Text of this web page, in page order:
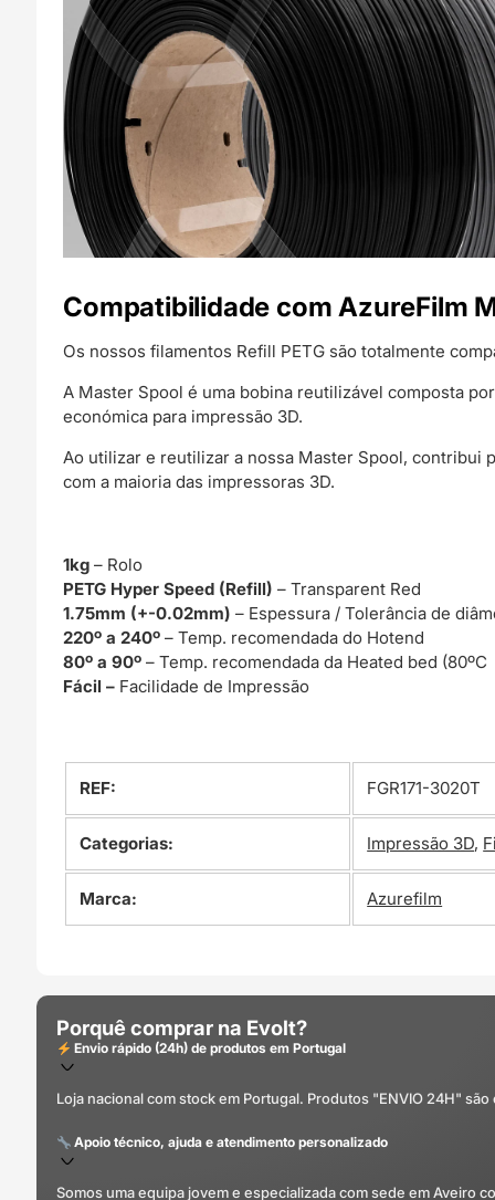
Compatibilidade com AzureFilm
Os nossos filamentos Refill PETG são totalmente
A Master Spool é uma bobina reutilizável composta
económica para impressão 3D.
Ao utilizar e reutilizar a nossa Master Spool, contribui
com a maioria das impressoras 3D.
1kg – Rolo
PETG Hyper Speed (Refill)– Transparent Red
1.75mm (+-0.02mm)– Espessura / Tolerância de
220º a 240º– Temp. recomendada do Hotend
80º a 90º– Temp. recomendada da Heated bed
Fácil – Facilidade de Impressão
REF: FGR171-3020T
Categorias: Impressão 3D,
Marca: Azurefilm
Porquê comprar na Evolt?
Envio rápido (24h) de produtos em Portugal
Loja nacional com stock em Portugal. Produtos "ENVIO 24H"
Apoio técnico, ajuda e atendimento personalizado
Somos uma equipa jovem e especializada com sede em Aveiro